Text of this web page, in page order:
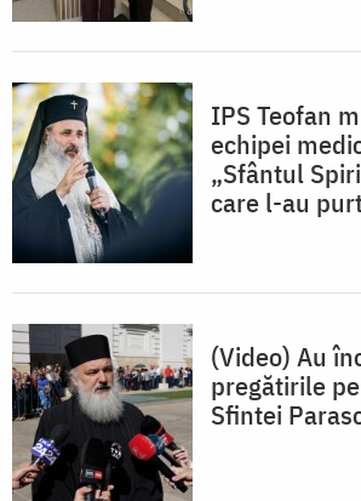
IPS Teofan
echipei
„Sfântul
care l-au
(Video) Au
pregătirile
Sfintei